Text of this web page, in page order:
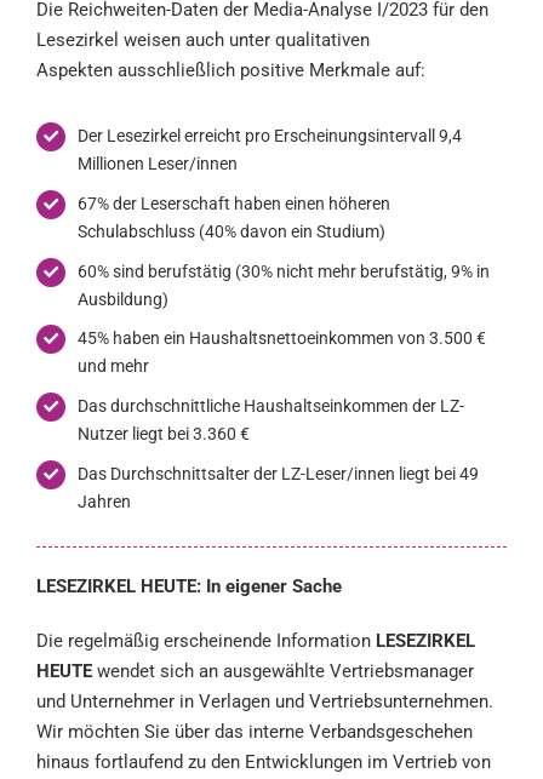
Die Reichweiten-Daten der Media-Analyse I/2023 für den
Lesezirkel weisen auch unter qualitativen
Aspekten ausschließlich positive Merkmale auf:
Der Lesezirkel erreicht pro Erscheinungsintervall 9,4
Millionen Leser/innen
67% der Leserschaft haben einen höheren
Schulabschluss (40% davon ein Studium)
60% sind berufstätig (30% nicht mehr berufstätig, 9% in
Ausbildung)
45% haben ein Haushaltsnettoeinkommen von 3.500 €
und mehr
Das durchschnittliche Haushaltseinkommen der LZ-
Nutzer liegt bei 3.360 €
Das Durchschnittsalter der LZ-Leser/innen liegt bei 49
Jahren
LESEZIRKEL HEUTE: In eigener Sache
Die regelmäßig erscheinende Information LESEZIRKEL
HEUTE wendet sich an ausgewählte Vertriebsmanager
und Unternehmer in Verlagen und Vertriebsunternehmen.
Wir möchten Sie über das interne Verbandsgeschehen
hinaus fortlaufend zu den Entwicklungen im Vertrieb von